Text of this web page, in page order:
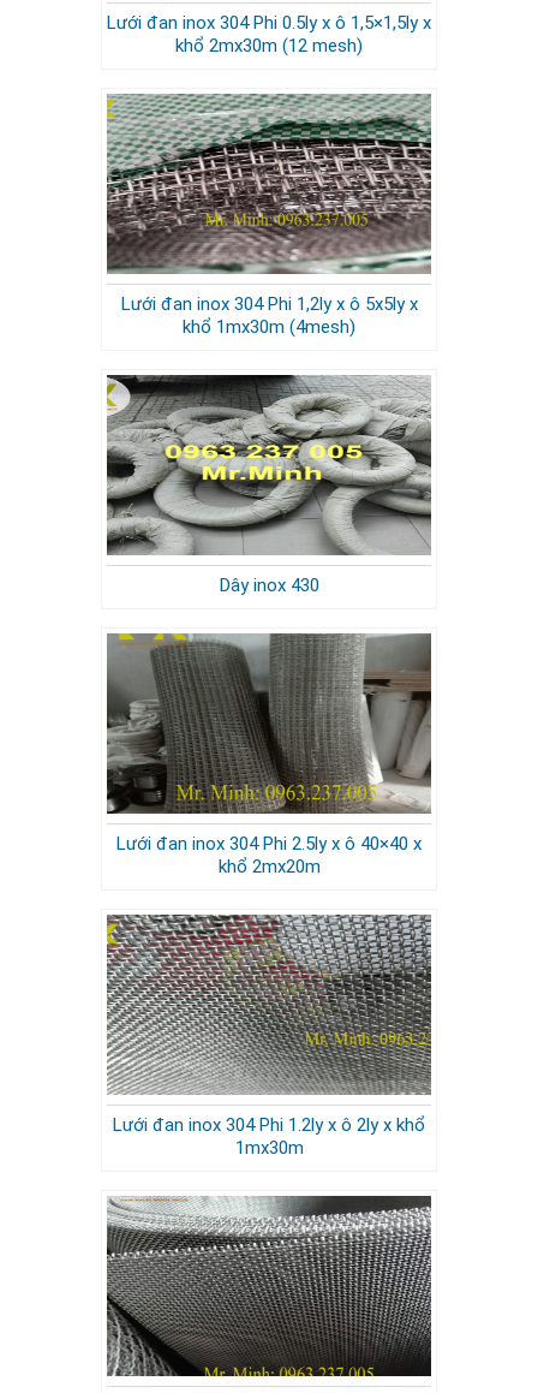
Lưới đan inox 304 Phi 0.5ly x ô 1,5×1,5ly x
khổ 2mx30m (12 mesh)
Lưới đan inox 304 Phi 1,2ly x ô 5x5ly x
khổ 1mx30m (4mesh)
Dây inox 430
Lưới đan inox 304 Phi 2.5ly x ô 40×40 x
khổ 2mx20m
Lưới đan inox 304 Phi 1.2ly x ô 2ly x khổ
1mx30m